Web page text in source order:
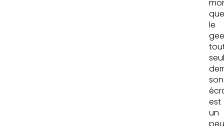
que
le
seul
son
est
un